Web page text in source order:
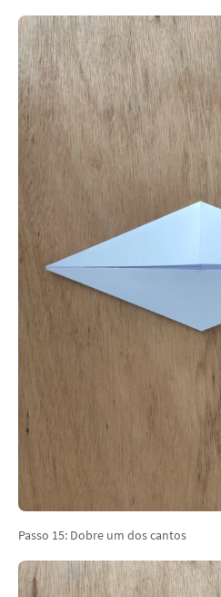
Passo 15: Dobre um dos cantos